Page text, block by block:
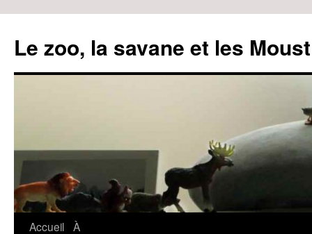
Le zoo, la savane et les
Aller
Accueil À